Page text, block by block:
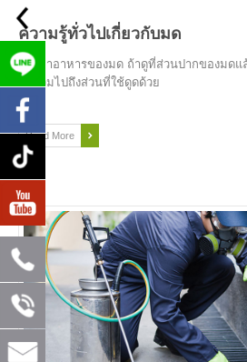
ความรู้ทั่วไปเกี่ยวกับมด
การหาอาหารของมด ถ้าดูที่ส่วนปากของมด
กินรวมไปถึงส่วนที่ใช้ดูดด้วย
Read More